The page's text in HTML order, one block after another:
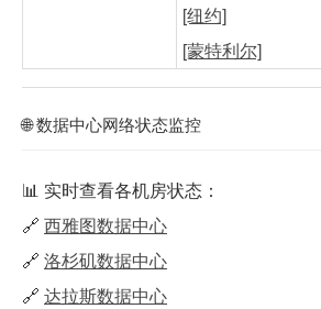
[纽约]
[蒙特利尔]
🌐 数据中心网络状态监控
📊 实时查看各机房状态：
🔗 西雅图数据中心
🔗 洛杉矶数据中心
🔗 达拉斯数据中心